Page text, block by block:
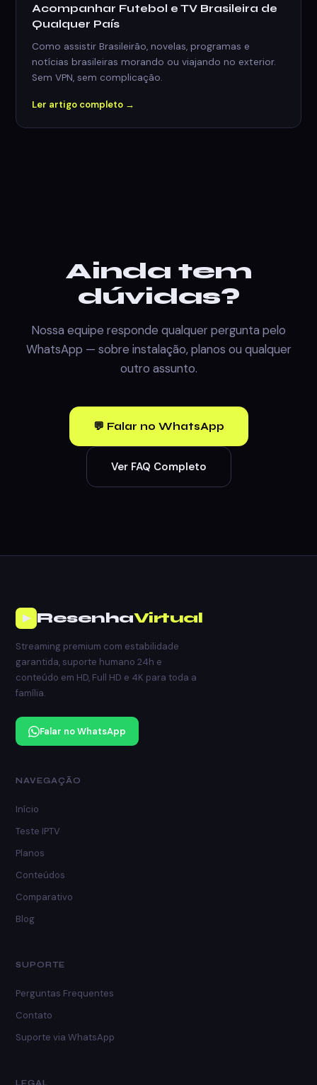
Acompanhar Futebol e TV Brasileira de
Qualquer País
Como assistir Brasileirão, novelas, programas e
notícias brasileiras morando ou viajando no exterior.
Sem VPN, sem complicação.
Ler artigo completo →
Ainda tem
dúvidas?
Nossa equipe responde qualquer pergunta pelo
WhatsApp — sobre instalação, planos ou qualquer
outro assunto.
💬 Falar no WhatsApp
Ver FAQ Completo
▶ ResenhaVirtual
Streaming premium com estabilidade
garantida, suporte humano 24h e
conteúdo em HD, Full HD e 4K para toda a
família.
Falar no WhatsApp
NAVEGAÇÃO
Início
Teste IPTV
Planos
Conteúdos
Comparativo
Blog
SUPORTE
Perguntas Frequentes
Contato
Suporte via WhatsApp